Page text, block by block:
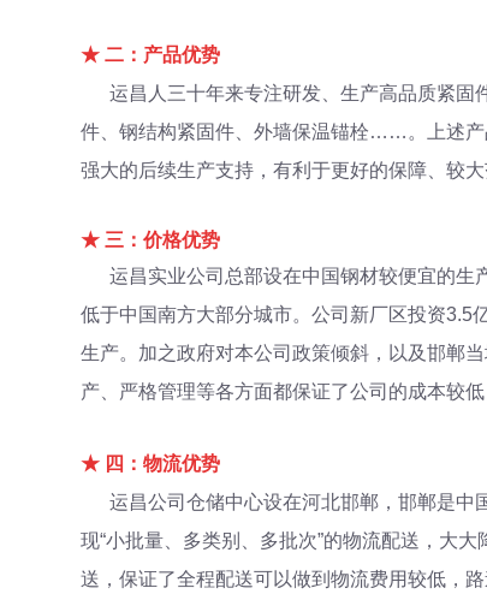
★ 二：产品优势
运昌人三十年来专注研发、生产高品质紧固
件、钢结构紧固件、外墙保温锚栓……。上述产
强大的后续生产支持，有利于更好的保障、较大
★ 三：价格优势
运昌实业公司总部设在中国钢材较便宜的
低于中国南方大部分城市。公司新厂区投资3.5
生产。加之政府对本公司政策倾斜，以及邯郸
产、严格管理等各方面都保证了公司的成本较
★ 四：物流优势
运昌公司仓储中心设在河北邯郸，邯郸是中
现“小批量、多类别、多批次”的物流配送，大
送，保证了全程配送可以做到物流费用较低，